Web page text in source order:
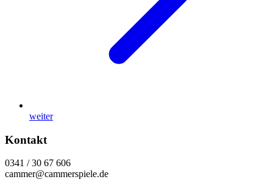
weiter
Kontakt
0341 / 30 67 606
cammer@cammerspiele.de